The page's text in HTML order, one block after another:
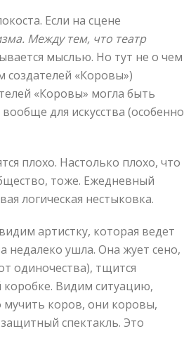
Если на сцене
Между тем, что театр
мыслью. Но тут не о чем
создателей «Коровы»)
«Коровы» могла быть
для искусства (особенно
плохо. Настолько плохо, что
тоже. Ежедневный
логическая нестыковка.
артистку, которая ведет
недалеко ушла. Она жует сено,
одиночества), тщится
коробке. Видим ситуацию,
мучить коров, они коровы,
спектакль. Это